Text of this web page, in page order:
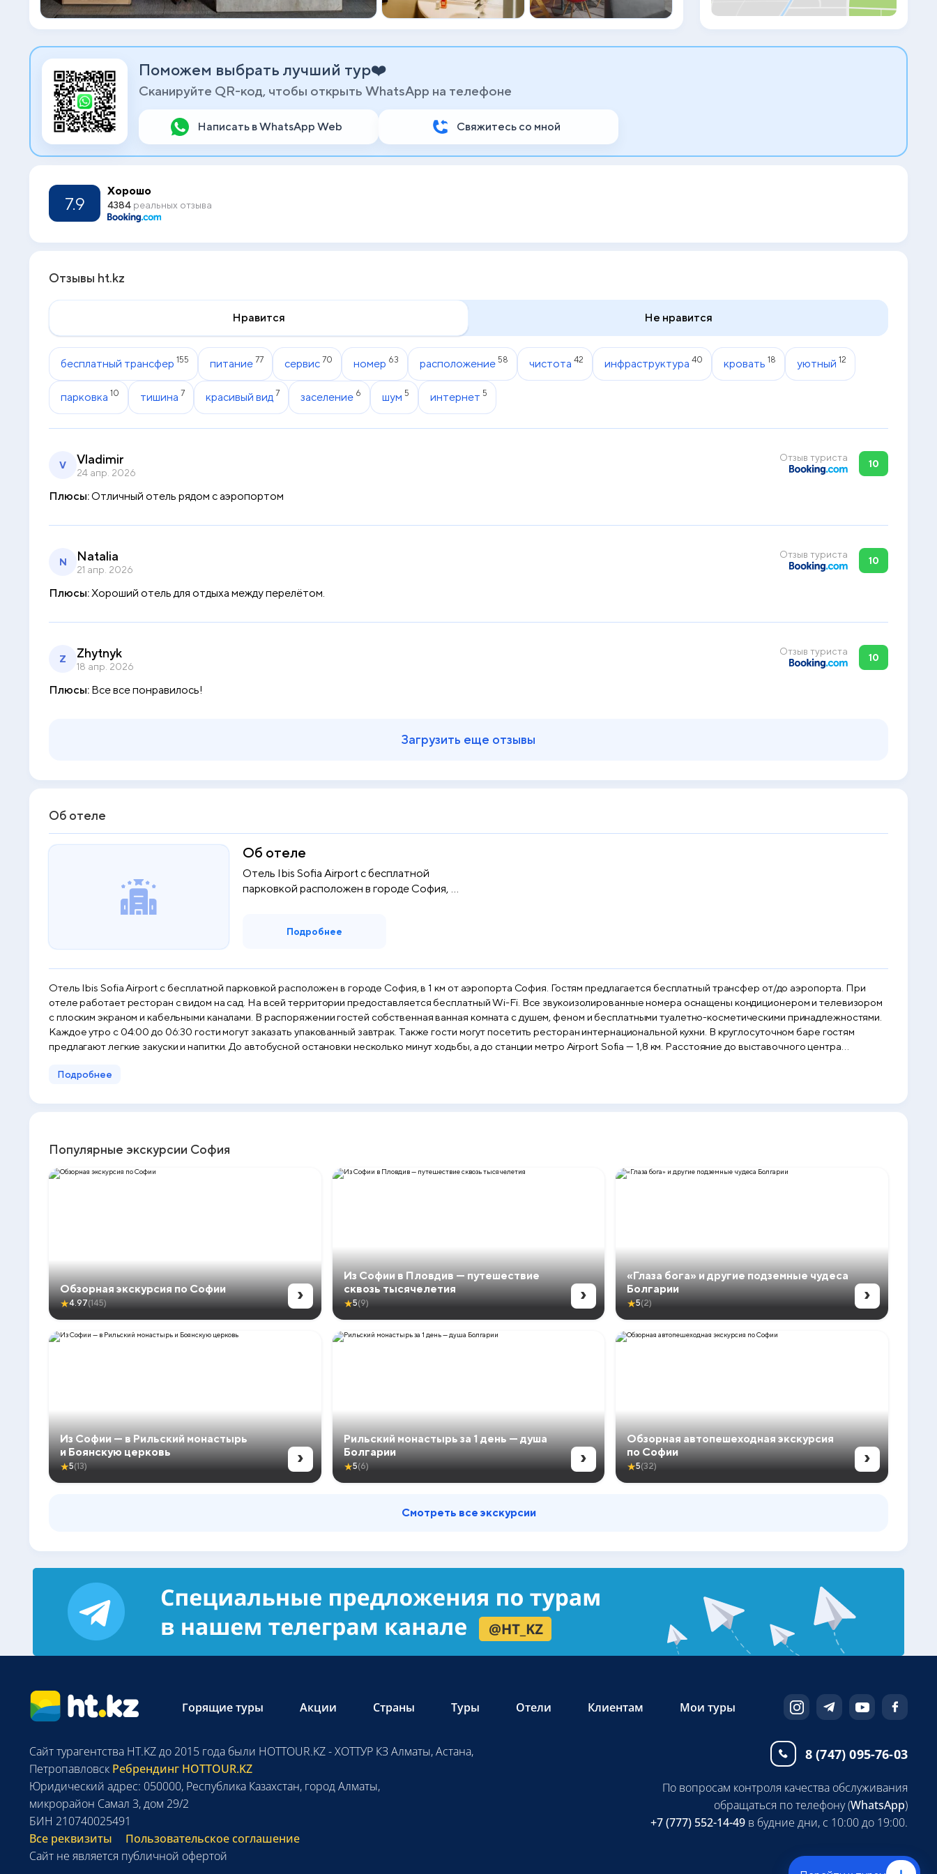
интернациональной кухни. В
круглосуточном баре гостям
предлагают легкие закуски и напитки. До
София — 8 км.
Поможем выбрать лучший тур❤️
Сканируйте QR-код, чтобы открыть WhatsApp на телефоне
Написать в WhatsApp Web Свяжитесь со мной
7.9
Хорошо
4384 реальных отзыва
Отзывы ht.kz
Нравится Не нравится
бесплатный трансфер 155 питание 77 сервис 70 номер 63 расположение 58 чистота 42 инфраструктура 40 кровать 18 уютный 12
парковка 10 тишина 7 красивый вид 7 заселение 6 шум 5 интернет 5
V Vladimir
24 апр. 2026
Отзыв туриста
10
Плюсы:Отличный отель рядом с аэропортом
N Natalia
21 апр. 2026
Отзыв туриста
10
Плюсы:Хороший отель для отдыха между перелётом.
Z Zhytnyk
18 апр. 2026
Отзыв туриста
10
Плюсы: Все все понравилось!
Загрузить еще отзывы
Об отеле
Об отеле
Отель Ibis Sofia Airport с бесплатной
парковкой расположен в городе София, ...
Подробнее
Отель Ibis Sofia Airport с бесплатной парковкой расположен в городе София, в 1 км от аэропорта София. Гостям предлагается бесплатный трансфер от/до аэропорта. При
отеле работает ресторан с видом на сад. На всей территории предоставляется бесплатный Wi-Fi. Все звукоизолированные номера оснащены кондиционером и телевизором
с плоским экраном и кабельными каналами. В распоряжении гостей собственная ванная комната с душем, феном и бесплатными туалетно-косметическими принадлежностями.
Каждое утро с 04:00 до 06:30 гости могут заказать упакованный завтрак. Также гости могут посетить ресторан интернациональной кухни. В круглосуточном баре гостям
предлагают легкие закуски и напитки. До автобусной остановки несколько минут ходьбы, а до станции метро Airport Sofia — 1,8 км. Расстояние до выставочного центра
От отеля Ibis Sofia Airport - Park & Fly до центра города София — 8 км.
Подробнее
Популярные экскурсии София
Обзорная экскурсия по Софии
★4.97(145) ›
Из Софии в Пловдив — путешествие
сквозь тысячелетия
★5(9) ›
«Глаза бога» и другие подземные чудеса
Болгарии
★5(2) ›
Из Софии — в Рильский монастырь
и Боянскую церковь
★5(13) ›
Рильский монастырь за 1 день — душа
Болгарии
★5(6) ›
Обзорная автопешеходная экскурсия
по Софии
★5(32) ›
Смотреть все экскурсии
Горящие туры Акции Страны Туры Отели Клиентам Мои туры
8 (747) 095-76-03
Сайт турагентства HT.KZ до 2015 года были HOTTOUR.KZ - ХОТТУР КЗ Алматы, Астана,
Петропавловск Ребрендинг HOTTOUR.KZ
Юридический адрес: 050000, Республика Казахстан, город Алматы,
микрорайон Самал 3, дом 29/2
БИН 210740025491
Все реквизиты
Пользовательское соглашение
Сайт не является публичной офертой
По вопросам контроля качества обслуживания
обращаться по телефону (WhatsApp)
+7 (777) 552-14-49 в будние дни, с 10:00 до 19:00.